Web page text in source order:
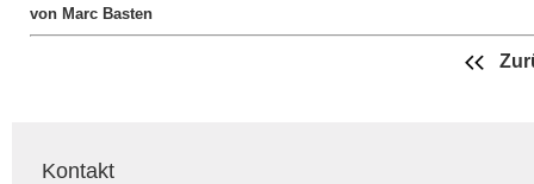
von Marc Basten
Kontakt